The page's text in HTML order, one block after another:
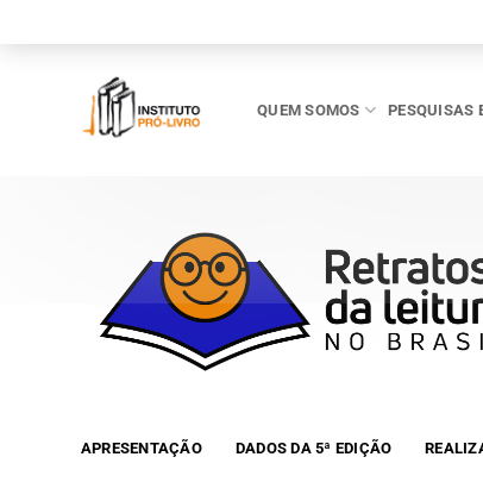
QUEM SOMOS PESQUISAS
APRESENTAÇÃO DADOS DA 5ª EDIÇÃO